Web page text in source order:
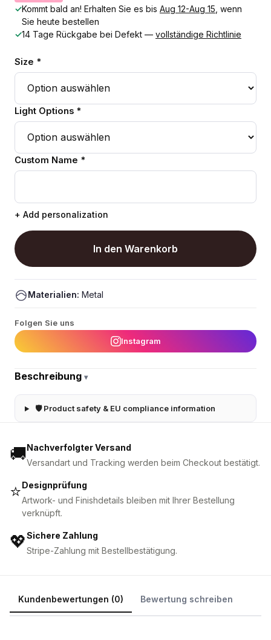
✓Kommt bald an! Erhalten Sie es bis Aug 12-Aug 15 , wenn
Sie heute bestellen
✓14 Tage Rückgabe bei Defekt — vollständige Richtlinie
Size *
Light Options *
Custom Name *
+ Add personalization
In den Warenkorb
Materialien: Metal
Folgen Sie uns
Instagram
Beschreibung ▾
🛡 Product safety & EU compliance information
🚚Nachverfolgter Versand
Versandart und Tracking werden beim Checkout bestätigt.
⭐Designprüfung
Artwork- und Finishdetails bleiben mit Ihrer Bestellung
verknüpft.
💖Sichere Zahlung
Stripe-Zahlung mit Bestellbestätigung.
Kundenbewertungen (0) Bewertung schreiben